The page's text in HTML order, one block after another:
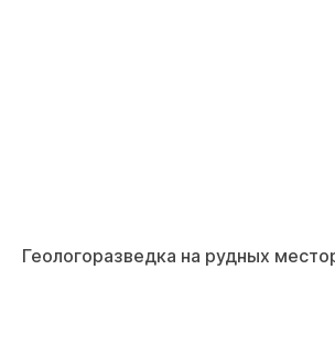
Геологоразведка на рудных